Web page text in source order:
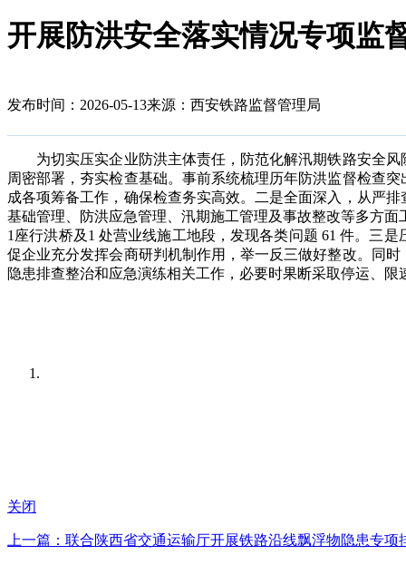
开展防洪安全落实情况专项监
发布时间：2026-05-13来源：西安铁路监督管理局
为切实压实企业防洪主体责任，防范化解汛期铁路安全风
周密部署，夯实检查基础。事前系统梳理历年防洪监督检查
成各项筹备工作，确保检查务实高效。二是全面深入，从严
基础管理、防洪应急管理、汛期施工管理及事故整改等多方
1座行洪桥及1 处营业线施工地段，发现各类问题 61 件。三
促企业充分发挥会商研判机制作用，举一反三做好整改。同
隐患排查整治和应急演练相关工作，必要时果断采取停运、
关闭
上一篇：联合陕西省交通运输厅开展铁路沿线飘浮物隐患专项